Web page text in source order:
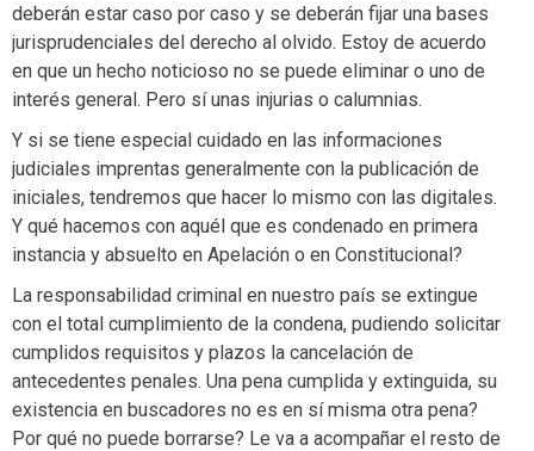
deberán estar caso por caso y se deberán fijar una bases
jurisprudenciales del derecho al olvido. Estoy de acuerdo
en que un hecho noticioso no se puede eliminar o uno de
interés general. Pero sí unas injurias o calumnias.
Y si se tiene especial cuidado en las informaciones
judiciales imprentas generalmente con la publicación de
iniciales, tendremos que hacer lo mismo con las digitales.
Y qué hacemos con aquél que es condenado en primera
instancia y absuelto en Apelación o en Constitucional?
La responsabilidad criminal en nuestro país se extingue
con el total cumplimiento de la condena, pudiendo solicitar
cumplidos requisitos y plazos la cancelación de
antecedentes penales. Una pena cumplida y extinguida, su
existencia en buscadores no es en sí misma otra pena?
Por qué no puede borrarse? Le va a acompañar el resto de